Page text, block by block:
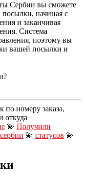
Сербии вы сможете
посылки, начиная с
и заканчивая
Система
поэтому вы
вашей посылки и
по номеру заказа,
откуда
💫 Получили
сербии 💫 статусов 💫